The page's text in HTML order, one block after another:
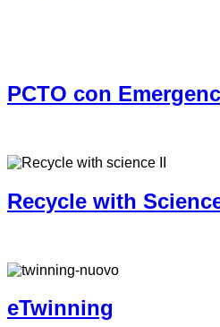
PCTO con
Recycle with
eTwinning